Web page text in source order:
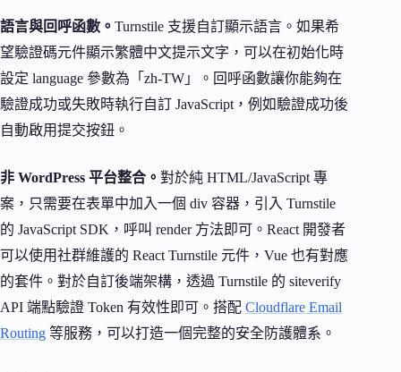
語言與回呼函數。 Turnstile 支援自訂顯示語言。如果希
望驗證碼元件顯示繁體中文提示文字，可以在初始化時
設定 language 參數為「zh-TW」。回呼函數讓你能夠在
驗證成功或失敗時執行自訂 JavaScript，例如驗證成功後
自動啟用提交按鈕。
非 WordPress 平台整合。 對於純 HTML/JavaScript 專
案，只需要在表單中加入一個 div 容器，引入 Turnstile
的 JavaScript SDK，呼叫 render 方法即可。React 開發者
可以使用社群維護的 React Turnstile 元件，Vue 也有對應
的套件。對於自訂後端架構，透過 Turnstile 的 siteverify
API 端點驗證 Token 有效性即可。搭配 Cloudflare Email
Routing 等服務，可以打造一個完整的安全防護體系。